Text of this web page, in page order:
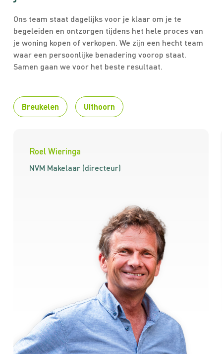
Breukelen Uithoorn
Ons team staat dagelijks voor je klaar om je te
begeleiden en ontzorgen tijdens het hele proces van
je woning kopen of verkopen. We zijn een hecht team
waar een persoonlijke benadering voorop staat.
Samen gaan we voor het beste resultaat.
Roel Wieringa
NVM Makelaar (directeur)